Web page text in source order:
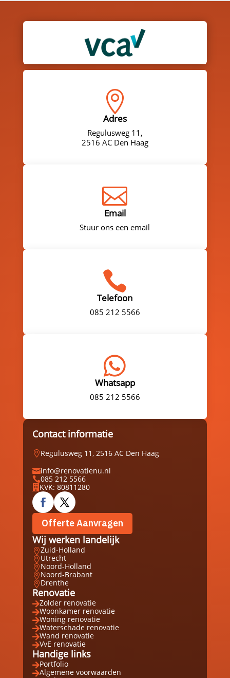

Adres
Regulusweg 11,
2516 AC Den Haag

Email
Stuur ons een email

Telefoon
085 212 5566

Whatsapp
085 212 5566
Contact informatie
Regulusweg 11, 2516 AC Den Haag
info@renovatienu.nl
085 212 5566
 KVK: 80811280
Offerte Aanvragen
Wij werken landelijk
Zuid-Holland
Utrecht
Noord-Holland
Noord-Brabant
Drenthe
Renovatie
Zolder renovatie
Woonkamer renovatie
Woning renovatie
Waterschade renovatie
Wand renovatie
VvE renovatie
Handige links
Portfolio
Algemene voorwaarden